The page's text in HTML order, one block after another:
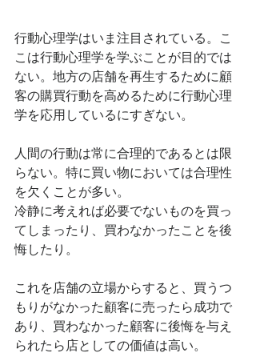
行動心理学はいま注目されている。こ
こは行動心理学を学ぶことが目的では
ない。地方の店舗を再生するために顧
客の購買行動を高めるために行動心理
学を応用しているにすぎない。
人間の行動は常に合理的であるとは限
らない。特に買い物においては合理性
を欠くことが多い。
冷静に考えれば必要でないものを買っ
てしまったり、買わなかったことを後
悔したり。
これを店舗の立場からすると、買うつ
もりがなかった顧客に売ったら成功で
あり、買わなかった顧客に後悔を与え
られたら店としての価値は高い。